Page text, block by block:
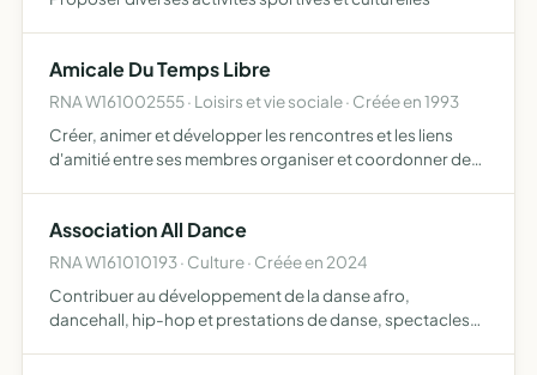
Amicale Du Temps Libre
RNA W161002555 · Loisirs et vie sociale · Créée en 1993
Créer, animer et développer les rencontres et les liens
d'amitié entre ses membres organiser et coordonner des
à…
Association All Dance
RNA W161010193 · Culture · Créée en 2024
Contribuer au développement de la danse afro,
dancehall, hip-hop et prestations de danse, spectacles